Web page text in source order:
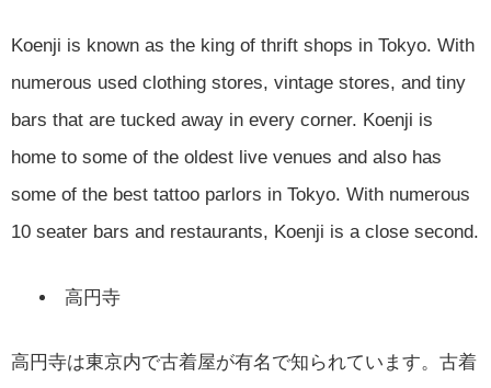
Koenji is known as the king of thrift shops in Tokyo. With
numerous used clothing stores, vintage stores, and tiny
bars that are tucked away in every corner. Koenji is
home to some of the oldest live venues and also has
some of the best tattoo parlors in Tokyo. With numerous
10 seater bars and restaurants, Koenji is a close second.
高円寺
高円寺は東京内で古着屋が有名で知られています。古着